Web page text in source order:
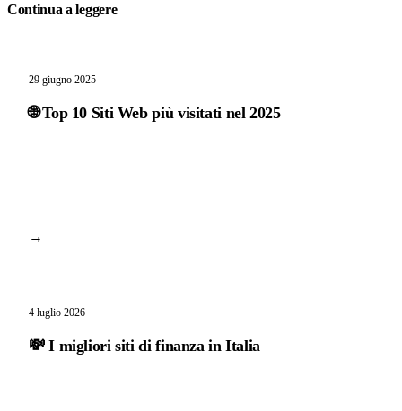
Continua a leggere
29 giugno 2025
🌐 Top 10 Siti Web più visitati nel 2025
→
4 luglio 2026
💸 I migliori siti di finanza in Italia